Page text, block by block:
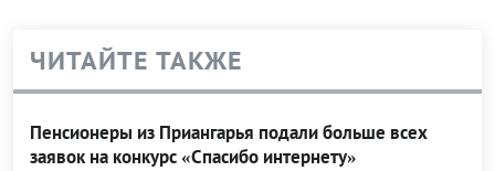
ЧИТАЙТЕ ТАКЖЕ
Пенсионеры из Приангарья подали больше всех
заявок на конкурс «Спасибо интернету»